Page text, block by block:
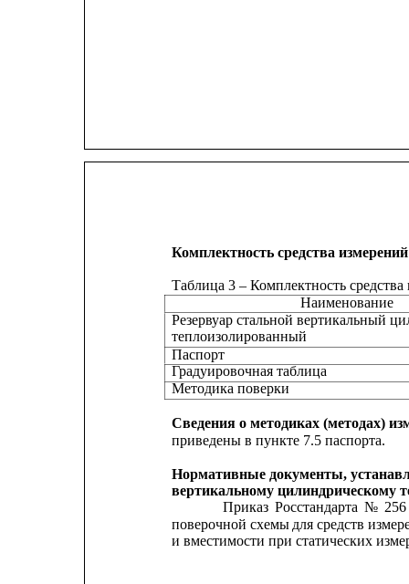
Комплектность средства измерений
Таблица 3 – Комплектность средства
Наименование
Резервуар стальной вертикальный
теплоизолированный
Паспорт
Градуировочная таблица
Методика поверки
Сведения о методиках (методах)
приведены в пункте 7.5 паспорта.
Нормативные документы,
вертикальному цилиндрическому
Приказ Росстандарта № 256
поверочной схемы для средств
и вместимости при статических